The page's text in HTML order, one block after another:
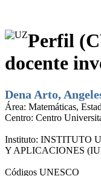
Perfil
docente
Dena Arto,
Área: Matemáticas,
Centro: Centro
Instituto: INSTITUTO
Y APLICACIONES
Códigos UNESCO